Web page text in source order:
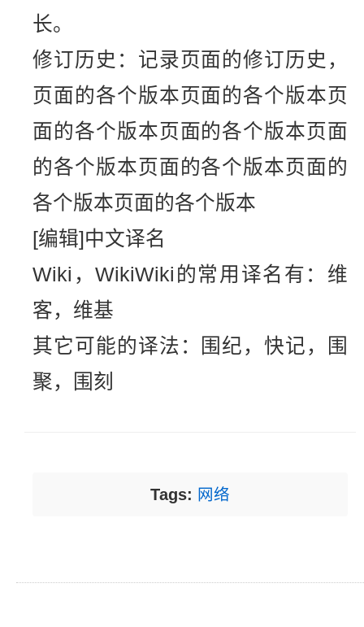
长。
修订历史：记录页面的修订历史，
页面的各个版本页面的各个版本页
面的各个版本页面的各个版本页面
的各个版本页面的各个版本页面的
各个版本页面的各个版本
[编辑]中文译名
Wiki，WikiWiki的常用译名有：维
客，维基
其它可能的译法：围纪，快记，围
聚，围刻
Tags: 网络